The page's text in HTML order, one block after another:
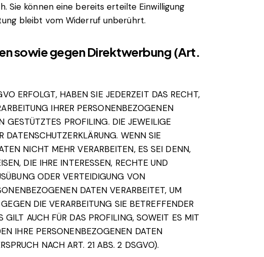
Sie können eine bereits erteilte Einwilligung
bleibt vom Widerruf unberührt.
sowie gegen Direktwerbung (Art.
ERFOLGT, HABEN SIE JEDERZEIT DAS RECHT,
IHRER PERSONENBEZOGENEN
GESTÜTZTES PROFILING. DIE JEWEILIGE
DATENSCHUTZERKLÄRUNG. WENN SIE
NICHT MEHR VERARBEITEN, ES SEI DENN,
DIE IHRE INTERESSEN, RECHTE UND
ODER VERTEIDIGUNG VON
DATEN VERARBEITET, UM
DIE VERARBEITUNG SIE BETREFFENDER
GILT AUCH FÜR DAS PROFILING, SOWEIT ES MIT
IHRE PERSONENBEZOGENEN DATEN
NACH ART. 21 ABS. 2 DSGVO).